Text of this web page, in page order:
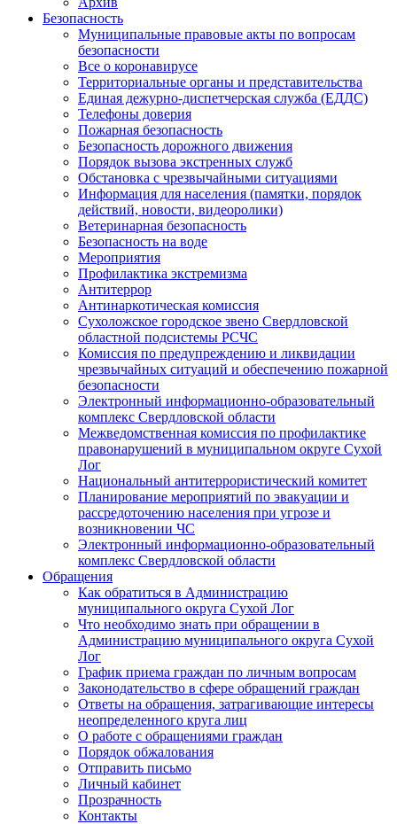
Безопасность
Муниципальные правовые акты по вопросам
безопасности
Все о коронавирусе
Территориальные органы и представительства
Единая дежурно-диспетчерская служба (ЕДДС)
Телефоны доверия
Пожарная безопасность
Безопасность дорожного движения
Порядок вызова экстренных служб
Обстановка с чрезвычайными ситуациями
Информация для населения (памятки, порядок
действий, новости, видеоролики)
Ветеринарная безопасность
Безопасность на воде
Мероприятия
Профилактика экстремизма
Антитеррор
Антинаркотическая комиссия
Сухоложское городское звено Свердловской
областной подсистемы РСЧС
Комиссия по предупреждению и ликвидации
чрезвычайных ситуаций и обеспечению пожарной
безопасности
Электронный информационно-образовательный
комплекс Cвердловской области
Межведомственная комиссия по профилактике
правонарушений в муниципальном округе Сухой
Лог
Национальный антитеррористический комитет
Планирование мероприятий по эвакуации и
рассредоточению населения при угрозе и
возникновении ЧС
Электронный информационно-образовательный
комплекс Свердловской области
Обращения
Как обратиться в Администрацию
муниципального округа Сухой Лог
Что необходимо знать при обращении в
Администрацию муниципального округа Сухой
Лог
График приема граждан по личным вопросам
Законодательство в сфере обращений граждан
Ответы на обращения, затрагивающие интересы
неопределенного круга лиц
О работе с обращениями граждан
Порядок обжалования
Отправить письмо
Личный кабинет
Прозрачность
Контакты